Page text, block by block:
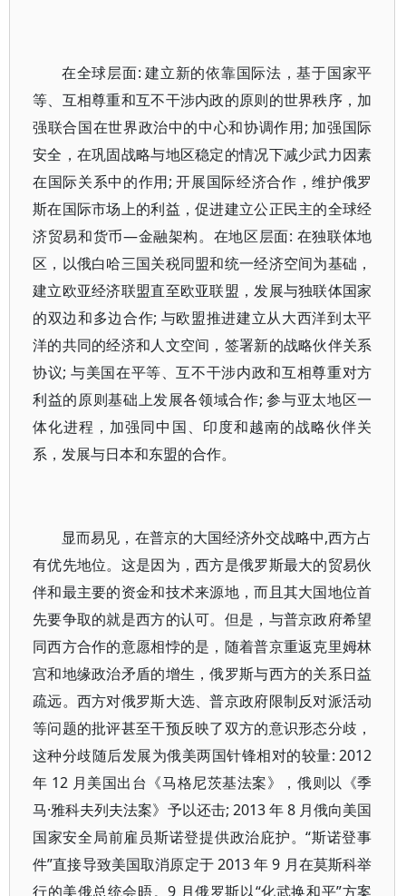
在全球层面: 建立新的依靠国际法，基于国家平
等、互相尊重和互不干涉内政的原则的世界秩序，加
强联合国在世界政治中的中心和协调作用; 加强国际
安全，在巩固战略与地区稳定的情况下减少武力因素
在国际关系中的作用; 开展国际经济合作，维护俄罗
斯在国际市场上的利益，促进建立公正民主的全球经
济贸易和货币—金融架构。在地区层面: 在独联体地
区，以俄白哈三国关税同盟和统一经济空间为基础，
建立欧亚经济联盟直至欧亚联盟，发展与独联体国家
的双边和多边合作; 与欧盟推进建立从大西洋到太平
洋的共同的经济和人文空间，签署新的战略伙伴关系
协议; 与美国在平等、互不干涉内政和互相尊重对方
利益的原则基础上发展各领域合作; 参与亚太地区一
体化进程，加强同中国、印度和越南的战略伙伴关
系，发展与日本和东盟的合作。
显而易见，在普京的大国经济外交战略中,西方占
有优先地位。这是因为，西方是俄罗斯最大的贸易伙
伴和最主要的资金和技术来源地，而且其大国地位首
先要争取的就是西方的认可。但是，与普京政府希望
同西方合作的意愿相悖的是，随着普京重返克里姆林
宫和地缘政治矛盾的增生，俄罗斯与西方的关系日益
疏远。西方对俄罗斯大选、普京政府限制反对派活动
等问题的批评甚至干预反映了双方的意识形态分歧，
这种分歧随后发展为俄美两国针锋相对的较量: 2012
年 12 月美国出台《马格尼茨基法案》，俄则以《季
马·雅科夫列夫法案》予以还击; 2013 年 8 月俄向美国
国家安全局前雇员斯诺登提供政治庇护。“斯诺登事
件”直接导致美国取消原定于 2013 年 9 月在莫斯科举
行的美俄总统会晤。9 月俄罗斯以“化武换和平”方案